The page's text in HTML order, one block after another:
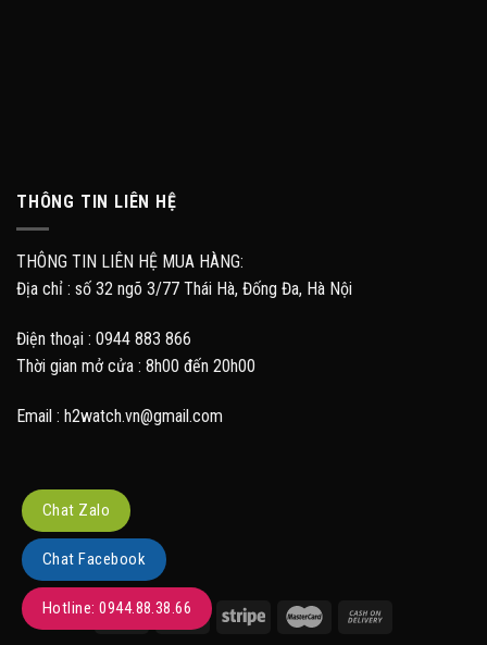
THÔNG TIN LIÊN HỆ
THÔNG TIN LIÊN HỆ MUA HÀNG:
Địa chỉ : số 32 ngõ 3/77 Thái Hà, Đống Đa, Hà Nội
Điện thoại : 0944 883 866
Thời gian mở cửa : 8h00 đến 20h00
Email : h2watch.vn@gmail.com
Chat Zalo
Chat Facebook
Hotline: 0944.88.38.66